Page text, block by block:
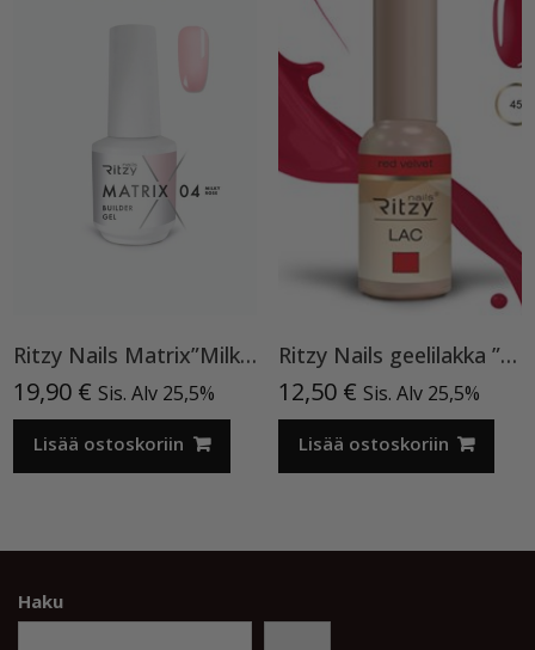
Ritzy Nails Matrix”Milky Rose” rakennegeeli, 04 9ml, Bottle builder gel
19,90 € Sis. Alv 25,5%
Lisää ostoskoriin
Ritzy Nails geelilakka ”Red Velvet” 45 TPO vapaa, 9 ml
12,50 € Sis. Alv 25,5%
Lisää ostoskoriin
Haku